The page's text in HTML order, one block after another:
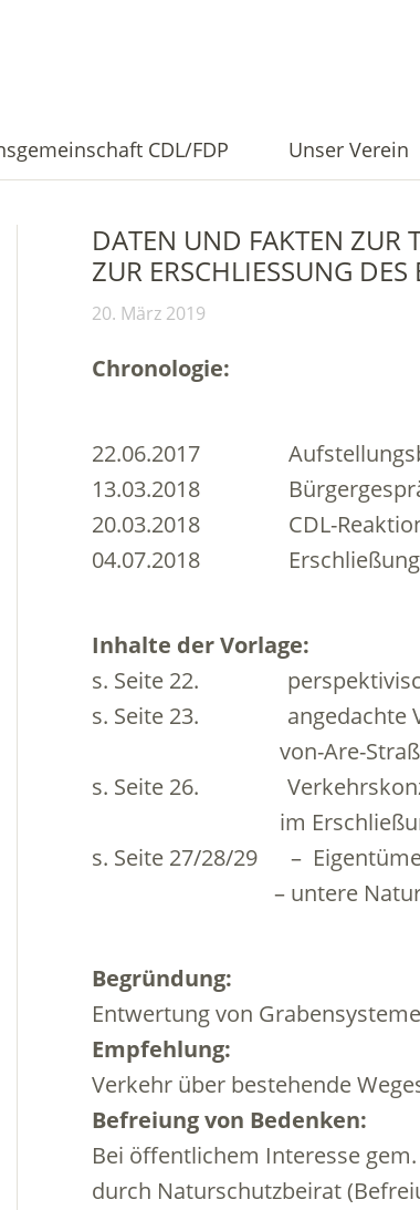
CDL/FDP Unser Verein
DATEN UND FAKTEN ZUR
UR ERSCHLIESSUNG DES
20. März 2019
Chronologie:
22.06.2017
13.03.2018
20.03.2018 CDL-Reaktion
04.07.2018
Inhalte der Vorlage:
s. Seite 22. perspektivischer
s. Seite 23. angedachte
von-Are-Straße
s. Seite 26.
im
s. Seite 27/28/29 –
– untere
Begründung:
Entwertung von
Empfehlung:
Verkehr über bestehende
Befreiung von Bedenken:
Bei öffentlichem Interesse
durch Naturschutzbeirat